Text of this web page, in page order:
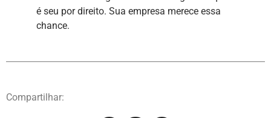
é seu por direito. Sua empresa merece essa
chance.
Compartilhar: